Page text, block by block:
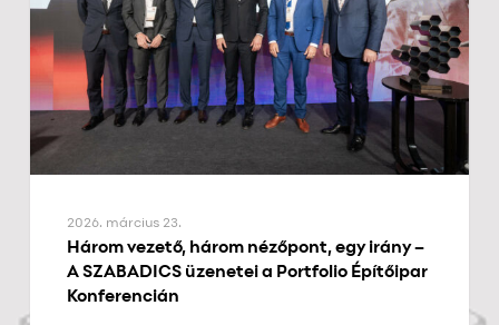
irány
–
SZABADICS
üzenetei
a
Portfolio
2026. március 23.
Három vezető, három nézőpont, egy irány –
A SZABADICS üzenetei a Portfolio Építőipar
Konferencián